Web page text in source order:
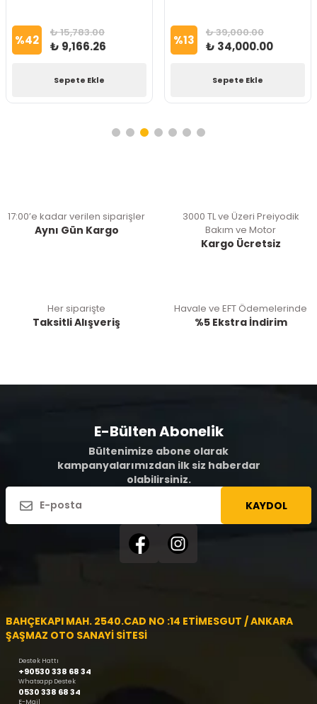
%42 ₺ 15,783.00
₺ 9,166.26
Sepete Ekle
%13 ₺ 39,000.00
₺ 34,000.00
Sepete Ekle
17:00’e kadar verilen siparişler
Aynı Gün Kargo
3000 TL ve Üzeri Preiyodik
Bakım ve Motor
Kargo Ücretsiz
Her siparişte
Taksitli Alışveriş
Havale ve EFT Ödemelerinde
%5 Ekstra İndirim
E-Bülten Abonelik
Bültenimize abone olarak
kampanyalarımızdan ilk siz haberdar
olabilirsiniz.
KAYDOL
BAHÇEKAPI MAH. 2540.CAD NO :14 ETİMESGUT / ANKARA
ŞAŞMAZ OTO SANAYİ SİTESİ
Destek Hattı
+90530 338 68 34
Whatsapp Destek
0530 338 68 34
E-Mail